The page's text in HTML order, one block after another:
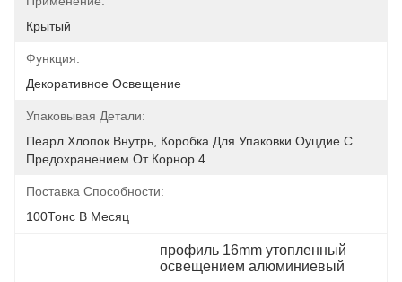
Крытый
Функция:
Декоративное Освещение
Упаковывая Детали:
Пеарл Хлопок Внутрь, Коробка Для Упаковки Оуцдие С
Предохранением От Корнор 4
Поставка Способности:
100Тонс В Месяц
профиль 16mm утопленный
освещением алюминиевый